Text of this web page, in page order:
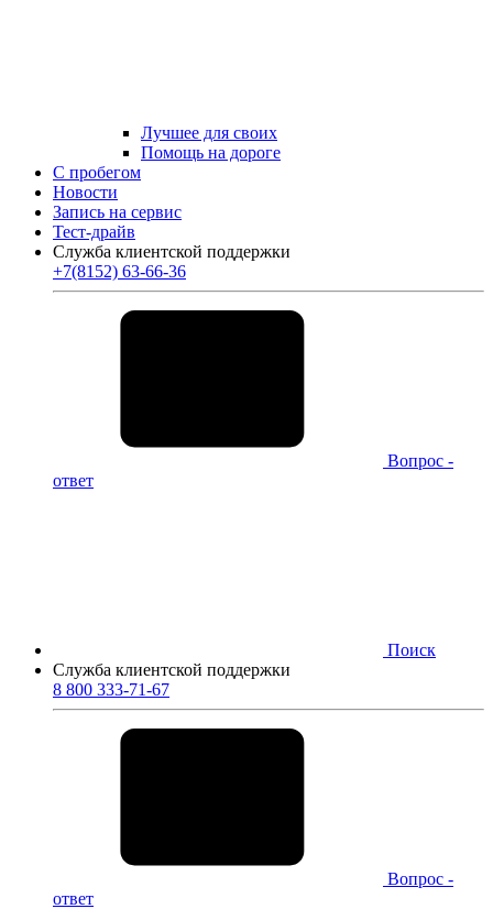
Лучшее для своих
Помощь на дороге
С пробегом
Новости
Запись на сервис
Тест-драйв
Служба клиентской поддержки
+7(8152) 63-66-36
Вопрос -
ответ
Поиск
Служба клиентской поддержки
8 800 333-71-67
Вопрос -
ответ